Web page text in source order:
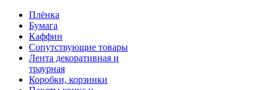
Плёнка
Бумага
Каффин
Сопутствующие товары
Лента декоративная и
траурная
Коробки, корзинки